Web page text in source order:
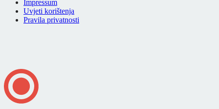
Impressum
Uvjeti korištenja
Pravila privatnosti